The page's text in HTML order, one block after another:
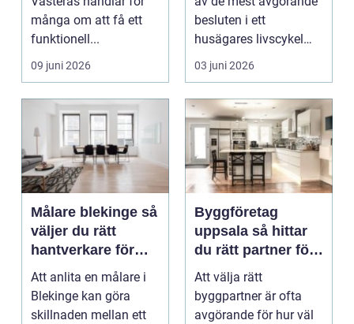
många om att få ett
funktionell...
09 juni 2026
besluten i ett
husägares livscykel
med sitt hem. Rätt f...
03 juni 2026
Målare blekinge så
väljer du rätt
hantverkare för
ditt projekt
Att anlita en målare i
Blekinge kan göra
skillnaden mellan ett
Byggföretag
uppsala så hittar
du rätt partner för
renovering och
ombyggnad
Att välja rätt
byggpartner är ofta
avgörande för hur väl